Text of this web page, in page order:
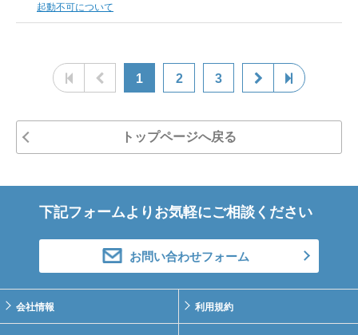
起動不可について
1 2 3
トップページへ戻る
下記フォームよりお気軽にご相談ください
お問い合わせフォーム
会社情報 利用規約